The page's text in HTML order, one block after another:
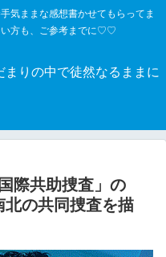
気ままな感想書かせてもらってま
方も、ご参考までに♡♡
りの中で徒然なるままに
際共助捜査」の
北の共同捜査を描